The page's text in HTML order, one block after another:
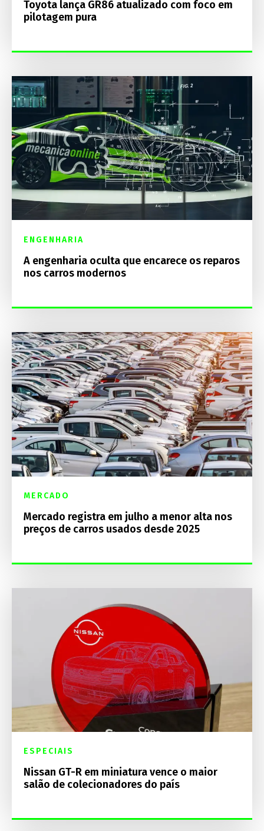
Toyota lança GR86 atualizado com foco em
pilotagem pura
ENGENHARIA
A engenharia oculta que encarece os reparos
nos carros modernos
MERCADO
Mercado registra em julho a menor alta nos
preços de carros usados desde 2025
ESPECIAIS
Nissan GT-R em miniatura vence o maior
salão de colecionadores do país